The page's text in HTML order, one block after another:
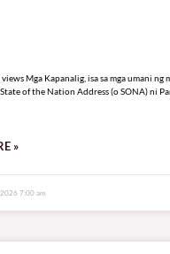
Mga Kapanalig, isa sa mga umani ng
of the Nation Address (o SONA) ni
»
2026 7:00 am